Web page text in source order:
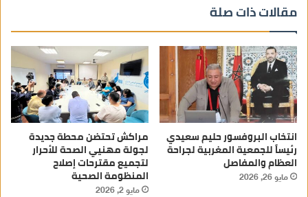
مقالات ذات صلة
انتخاب البروفسور حليم سعيدي
رئيساً للجمعية المغربية لجراحة
العظام والمفاصل
مايو 26, 2026
مراكش تحتضن محطة جديدة
لجولة مهنيي الصحة للأحرار
لتجميع مقترحات إصلاح
المنظومة الصحية
مايو 2, 2026